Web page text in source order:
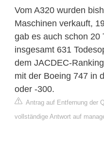
Vom A320 wurden
Maschinen verkauft,
gab es auch schon 20
insgesamt 631
dem JACDEC-
mit der Boeing 747 in
oder -300.
Antrag auf Entfernung der
vollständige Antwort auf